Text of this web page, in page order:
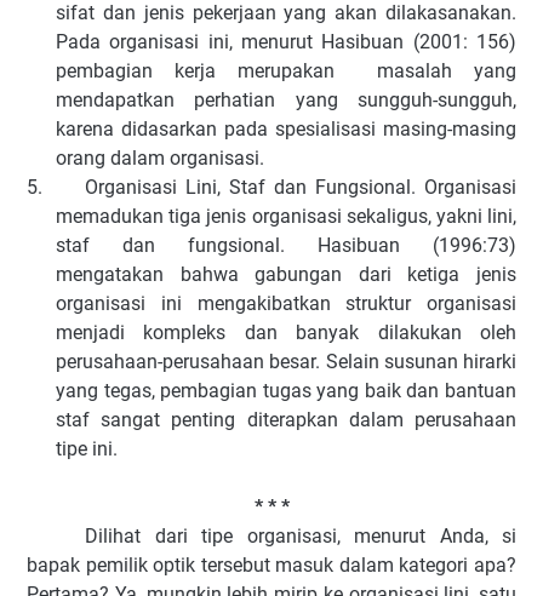
sifat dan jenis pekerjaan yang akan dilakasanakan.
Pada organisasi ini, menurut Hasibuan (2001: 156)
pembagian kerja merupakan masalah yang
mendapatkan perhatian yang sungguh-sungguh,
karena didasarkan pada spesialisasi masing-masing
orang dalam organisasi.
5.
Organisasi Lini, Staf dan Fungsional. Organisasi
memadukan tiga jenis organisasi sekaligus, yakni lini,
staf dan fungsional. Hasibuan (1996:73)
mengatakan bahwa gabungan dari ketiga jenis
organisasi ini mengakibatkan struktur organisasi
menjadi kompleks dan banyak dilakukan oleh
perusahaan-perusahaan besar. Selain susunan hirarki
yang tegas, pembagian tugas yang baik dan bantuan
staf sangat penting diterapkan dalam perusahaan
tipe ini.
* * *
Dilihat dari tipe organisasi, menurut Anda, si
bapak pemilik optik tersebut masuk dalam kategori apa?